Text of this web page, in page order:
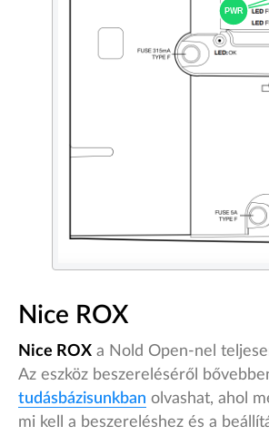
Nice ROX
Nice ROX a Nold Open-nel
Az eszköz beszereléséről
tudásbázisunkban olvashat, ahol
mi kell a beszereléshez és a